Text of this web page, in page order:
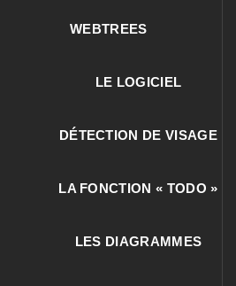
WEBTREES
LE LOGICIEL
DÉTECTION DE VISAGE
LA FONCTION « TODO »
LES DIAGRAMMES